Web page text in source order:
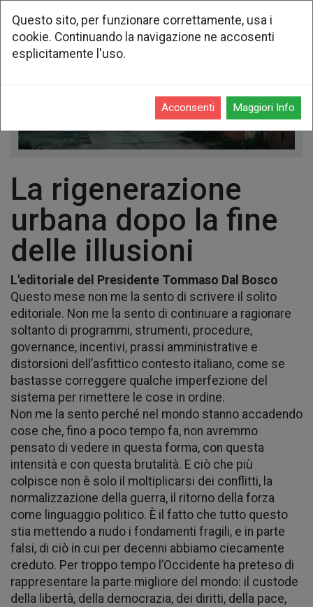
La rigenerazione
urbana dopo la fine
delle illusioni
L'editoriale del Presidente Tommaso Dal Bosco
Questo mese non me la sento di scrivere il solito
editoriale. Non me la sento di continuare a ragionare
soltanto di programmi, strumenti, procedure,
governance, incentivi, prassi amministrative e
distorsioni dell’asfittico contesto italiano, come se
bastasse correggere qualche imperfezione del
sistema per rimettere le cose in ordine.
Non me la sento perché nel mondo stanno accadendo
cose che, fino a poco tempo fa, non avremmo
pensato di vedere in questa forma, con questa
intensità e con questa brutalità. E ciò che più
colpisce non è solo il moltiplicarsi dei conflitti, la
normalizzazione della guerra, il ritorno della forza
come linguaggio politico. È il fatto che tutto questo
stia mettendo a nudo i fondamenti fragili, e in parte
falsi, di ciò in cui per decenni abbiamo ciecamente
creduto. Per troppo tempo l’Occidente ha preteso di
rappresentare la parte migliore del mondo: il custode
della libertà, della democrazia, dei diritti, della pace,
Questo sito, per funzionare correttamente, usa i
cookie. Continuando la navigazione ne accosenti
esplicitamente l'uso.
Acconsenti Maggiori Info